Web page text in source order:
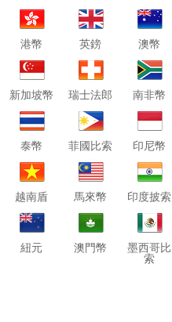
港幣 英鎊 澳幣
新加坡幣 瑞士法郎 南非幣
泰幣 菲國比索 印尼幣
越南盾 馬來幣 印度披索
紐元 澳門幣
墨西哥比
索